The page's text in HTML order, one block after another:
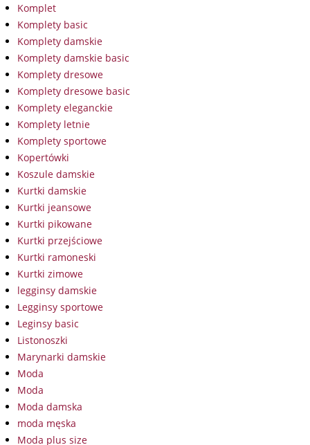
Komplet
Komplety basic
Komplety damskie
Komplety damskie basic
Komplety dresowe
Komplety dresowe basic
Komplety eleganckie
Komplety letnie
Komplety sportowe
Kopertówki
Koszule damskie
Kurtki damskie
Kurtki jeansowe
Kurtki pikowane
Kurtki przejściowe
Kurtki ramoneski
Kurtki zimowe
legginsy damskie
Legginsy sportowe
Leginsy basic
Listonoszki
Marynarki damskie
Moda
Moda
Moda damska
moda męska
Moda plus size